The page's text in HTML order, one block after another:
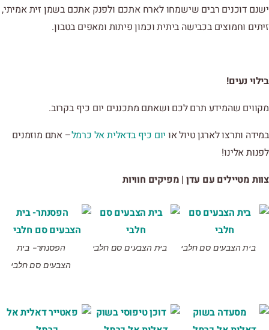
ישנם דוכנים רבים שישמחו לארח אתכם ולפנק אתכם בשמן זית אמיתי,
זיתים וחמוצים בכבישה ביתית וכמון פיתות ומאפים בטבון.
בילוי נעים!
מקווים שהמידע תרם לכם ושאתם מתכננים יום כיף בקרוב.
במידה ותרצו לארגן טיול או יום כיף בדאלית אל כרמל– אתם מוזמנים
לפנות אלינו!
צוות מטיילים עם עדן | מפיקים חוויות
בית הצבעים סם חלבי בית הצבעים סם חלבי
הפסנתר- בית
הצבעים סם חלבי